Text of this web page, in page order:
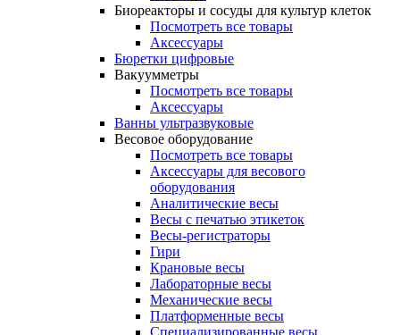
Биореакторы и сосуды для культур клеток
Посмотреть все товары
Аксессуары
Бюретки цифровые
Вакуумметры
Посмотреть все товары
Аксессуары
Ванны ультразвуковые
Весовое оборудование
Посмотреть все товары
Аксессуары для весового
оборудования
Аналитические весы
Весы с печатью этикеток
Весы-регистраторы
Гири
Крановые весы
Лабораторные весы
Механические весы
Платформенные весы
Специализированные весы